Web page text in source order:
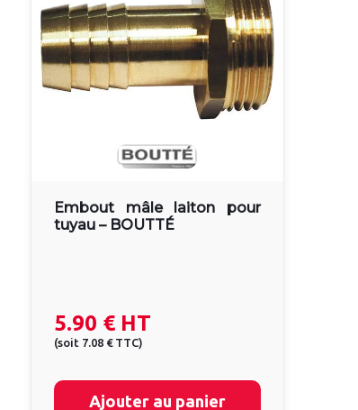
Embout mâle laiton pour
tuyau – BOUTTÉ
5.90 € HT
(soit 7.08 € TTC)
Ajouter au panier